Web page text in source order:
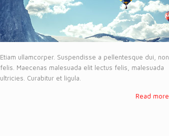
Etiam ullamcorper. Suspendisse a pellentesque dui, non
felis. Maecenas malesuada elit lectus felis, malesuada
ultricies. Curabitur et ligula.
Read more